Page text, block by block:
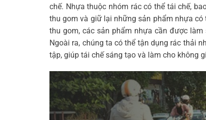
chế. Nhựa thuộc nhóm rác có thể tái chế,
thu gom và giữ lại những sản phẩm nhựa
thu gom, các sản phẩm nhựa cần được
Ngoài ra, chúng ta có thể tận dụng rác thải
tập, giúp tái chế sáng tạo và làm cho không